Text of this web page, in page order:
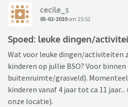
cecile_s
05-02-2010om 15:52
Spoed: leuke dingen/
Wat voor leuke dingen/activiteiten
kinderen op jullie BSO? Voor
buitenruimte/grasveld). Momenteel
kinderen vanaf 4 jaar tot ca 11
onze locatie).